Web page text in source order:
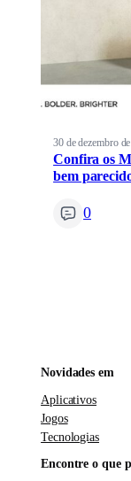
30 de dezembro
Confira os
bem
0
Novidades em
Aplicativos
Jogos
Tecnologias
Encontre o que